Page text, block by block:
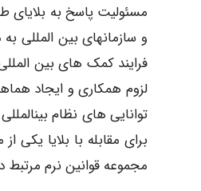
مسئولیت پاسخ به بلایای
و سازمانهای بین
فرایند کمک های بین
لزوم همکاری و ایجاد
توانایی های نظام
مجموعه قوانین نرم